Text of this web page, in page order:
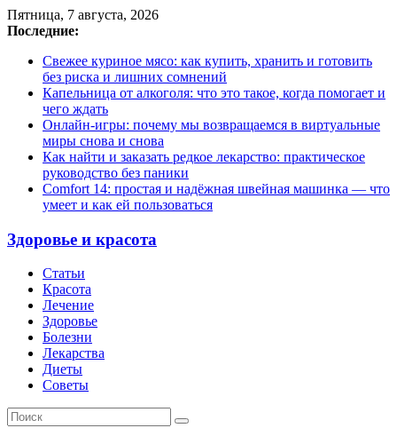
Пятница, 7 августа, 2026
Последние:
Свежее куриное мясо: как купить, хранить и готовить
без риска и лишних сомнений
Капельница от алкоголя: что это такое, когда помогает и
чего ждать
Онлайн-игры: почему мы возвращаемся в виртуальные
миры снова и снова
Как найти и заказать редкое лекарство: практическое
руководство без паники
Comfort 14: простая и надёжная швейная машинка — что
умеет и как ей пользоваться
Здоровье и красота
Статьи
Красота
Лечение
Здоровье
Болезни
Лекарства
Диеты
Советы